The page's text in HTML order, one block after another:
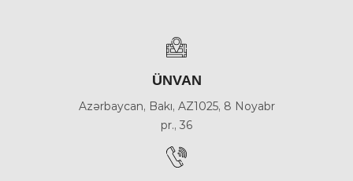
ÜNVAN
Azərbaycan, Bakı, AZ1025, 8 Noyabr
pr., 36